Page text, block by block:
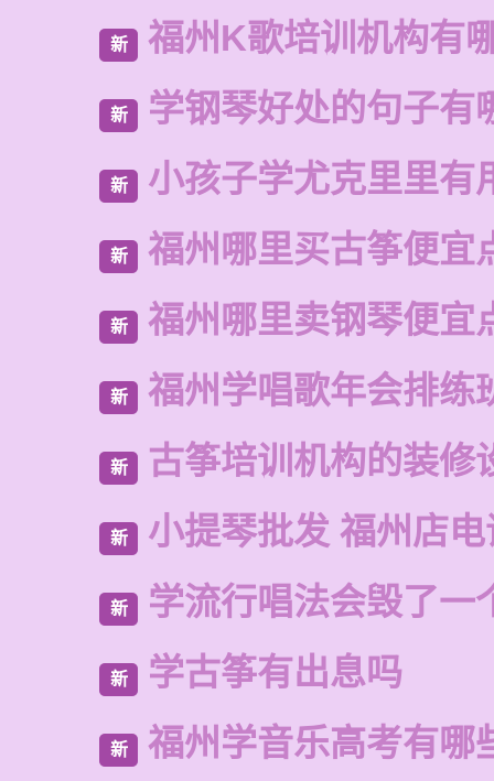
新 福州K歌培训机构有
新 学钢琴好处的句子有
新 小孩子学尤克里里有
新 福州哪里买古筝便宜
新 福州哪里卖钢琴便宜
新 福州学唱歌年会排练
新 古筝培训机构的装修
新 小提琴批发 福州店
新 学流行唱法会毁了一
新 学古筝有出息吗
新 福州学音乐高考有哪